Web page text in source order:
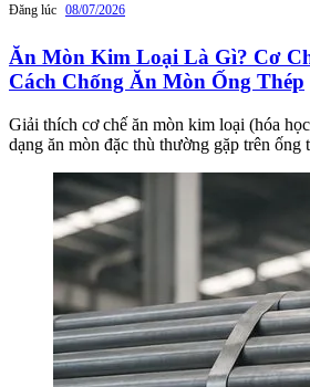
Đăng lúc 08/07/2026
Ăn Mòn Kim Loại Là Gì? Cơ
Cách Chống Ăn Mòn Ống Thép
Giải thích cơ chế ăn mòn kim loại (hóa
dạng ăn mòn đặc thù thường gặp trên ống